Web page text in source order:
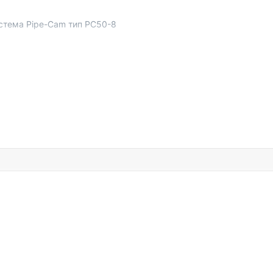
Pipe-Cam тип PC50-8
или повреждения в трубах.
Технопром - ваш надежный партнер в сфере поставки